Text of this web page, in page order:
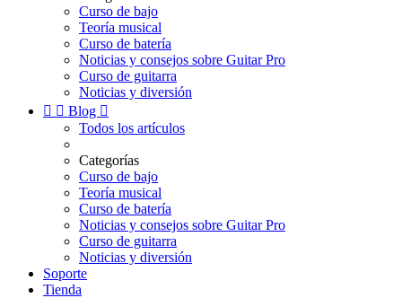
Curso de bajo
Teoría musical
Curso de batería
Noticias y consejos sobre Guitar Pro
Curso de guitarra
Noticias y diversión
  Blog 
Todos los artículos
Categorías
Curso de bajo
Teoría musical
Curso de batería
Noticias y consejos sobre Guitar Pro
Curso de guitarra
Noticias y diversión
Soporte
Tienda